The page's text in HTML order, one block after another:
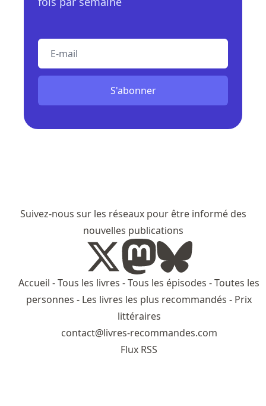
S'abonner
Suivez-nous sur les réseaux pour être informé des
nouvelles publications
Accueil -Tous les livres -Tous les épisodes -Toutes les
personnes - Les livres les plus recommandés - Prix
littéraires
contact@livres-recommandes.com
Flux RSS